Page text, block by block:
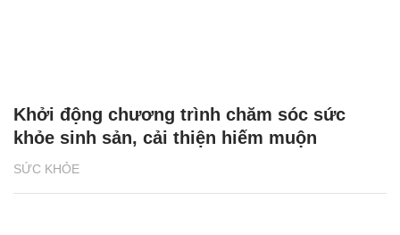
SỨC KHỎE
Khởi động chương trình chăm sóc sức
khỏe sinh sản, cải thiện hiếm muộn